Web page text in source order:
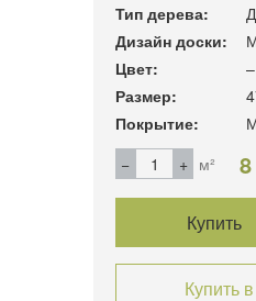
Тип дерева:
Дизайн доски:
Цвет:
–
Размер:
Покрытие:
м²
Купить
Купить